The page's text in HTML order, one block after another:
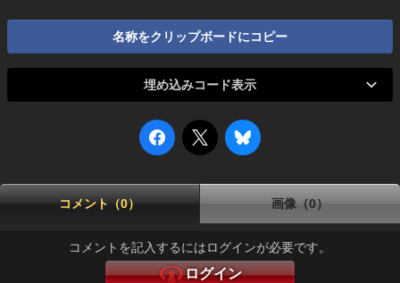
名称をクリップボードにコピー
埋め込みコード表示
コメント（0） 画像（0）
コメントを記入するにはログインが必要です。
ログイン